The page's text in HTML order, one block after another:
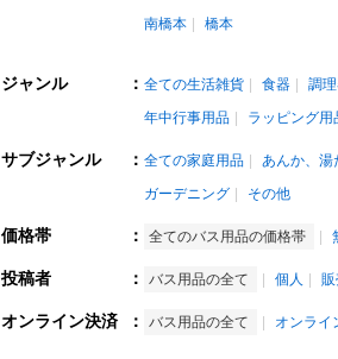
南橋本
橋本
ジャンル ： 全ての生活雑貨 食器 調
年中行事用品
ラッピング用
サブジャンル ： 全ての家庭用品 あんか、湯
ガーデニング
その他
価格帯 ： 全てのバス用品の価格帯
投稿者 ： バス用品の全て 個人
オンライン決済 ： バス用品の全て オンライ